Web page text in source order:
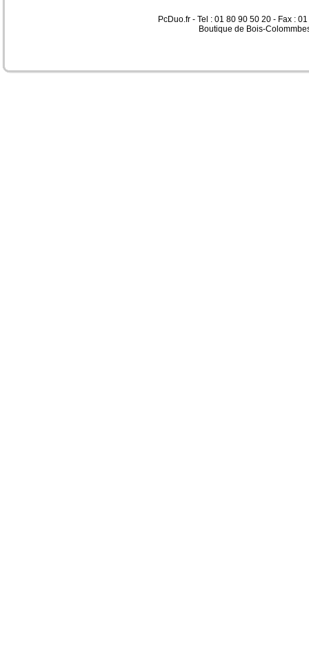
PcDuo.fr - Tel : 01 80 90 50 20 - Fax :
Boutique de Bois-